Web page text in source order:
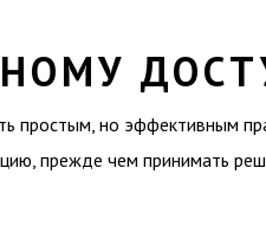
простым, но эффективным
прежде чем принимать